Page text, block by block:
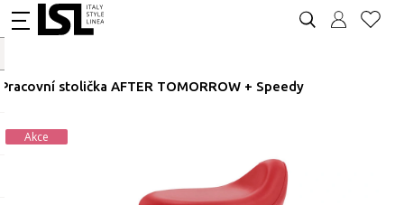
Pracovní stolička AFTER TOMORROW + Speedy
Akce